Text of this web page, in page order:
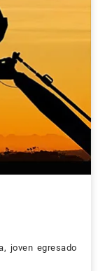
joven egresado